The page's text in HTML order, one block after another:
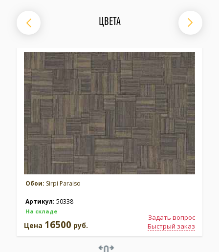
ЦВЕТА
Обои: Sirpi Paraiso
Артикул: 50338
На складе
Задать вопрос
Быстрый заказ
Цена 16500 руб.